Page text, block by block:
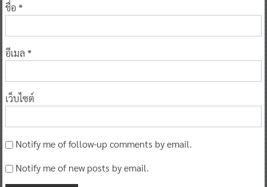
ชื่อ *
อีเมล *
เว็บไซต์
Notify me of follow-up comments by email.
Notify me of new posts by email.